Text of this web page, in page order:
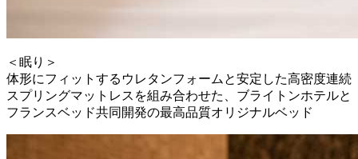
＜眠り＞
体形にフィットするウレタンフォームと安定した高密度連続
スプリングマットレスを組み合わせた、ブライトンホテルと
フランスベッド共同開発の最高品質オリジナルベッド